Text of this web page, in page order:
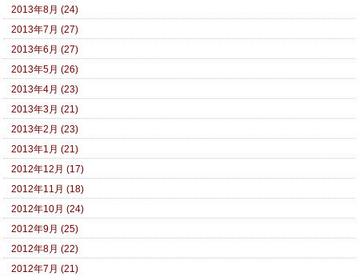
2013年8月 (24)
2013年7月 (27)
2013年6月 (27)
2013年5月 (26)
2013年4月 (23)
2013年3月 (21)
2013年2月 (23)
2013年1月 (21)
2012年12月 (17)
2012年11月 (18)
2012年10月 (24)
2012年9月 (25)
2012年8月 (22)
2012年7月 (21)